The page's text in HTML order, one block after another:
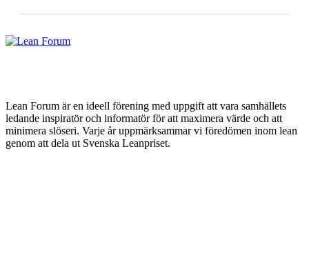
Lean Forum är en ideell förening med uppgift att vara samhällets
ledande inspiratör och informatör för att maximera värde och att
minimera slöseri. Varje år uppmärksammar vi föredömen inom lean
genom att dela ut Svenska Leanpriset.